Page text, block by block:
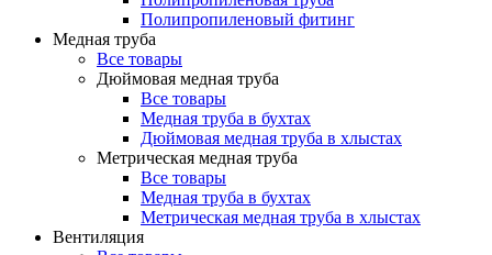
Полипропиленовый фитинг
Медная труба
Все товары
Дюймовая медная труба
Все товары
Медная труба в бухтах
Дюймовая медная труба в хлыстах
Метрическая медная труба
Все товары
Медная труба в бухтах
Метрическая медная труба в хлыстах
Вентиляция